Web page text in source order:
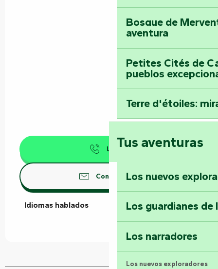
Bosque de
aventura
Petites Cités de
pueblos
Terre d'étoiles:
Tus aventuras
Los nuevos
Los guardianes de
Los narradores
Los nuevos exploradores
Llamar
Contáctenos
Idiomas hablados
Idiomas hablados